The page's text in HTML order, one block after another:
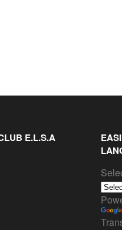
E.L.S.A